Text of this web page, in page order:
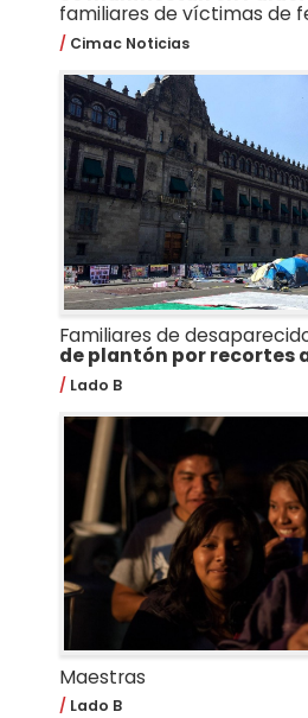
familiares de víctimas de
Cimac Noticias
Familiares de
de plantón por recortes
Lado B
Maestras
Lado B